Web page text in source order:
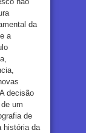
da
a
decisão
um
de
história da